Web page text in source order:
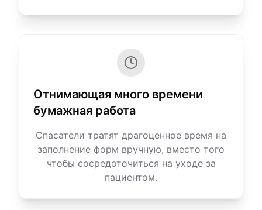
Отнимающая много времени
бумажная работа
Спасатели тратят драгоценное время на
заполнение форм вручную, вместо того
чтобы сосредоточиться на уходе за
пациентом.